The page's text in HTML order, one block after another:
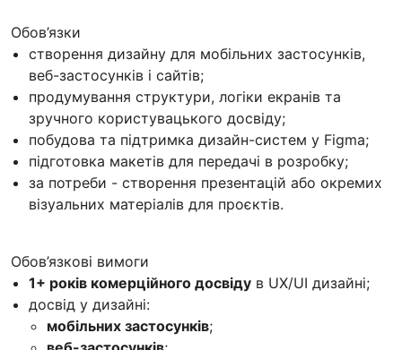
Обов’язки
створення дизайну для мобільних застосунків,
веб-застосунків і сайтів;
продумування структури, логіки екранів та
зручного користувацького досвіду;
побудова та підтримка дизайн-систем у Figma;
підготовка макетів для передачі в розробку;
за потреби - створення презентацій або окремих
візуальних матеріалів для проєктів.
Обов’язкові вимоги
1+ років комерційного досвіду в UX/UI дизайні;
досвід у дизайні:
мобільних застосунків;